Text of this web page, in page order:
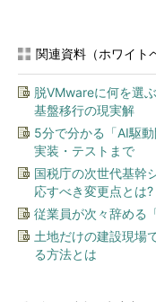
permissions
のデフ
-k
--keep-old-
files
既存の
--keep-
newer-files
アーカ
--overwrite
既存の
-U
--unlink-
first
ファイ
--recursive-
unlink
ディレ
空にす
--suffix=接
関連資料（ホワイト
脱VMwareに何を選
基盤移行の現実解
5分で分かる「AI駆
実装・テストまで
国税庁の次世代基幹
応すべき変更点とは?
従業員が次々辞める
土地だけの建設現場
る方法とは